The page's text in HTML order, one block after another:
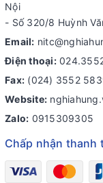
Nội
- Số 320/8 Huỳnh
Email:
Điện thoại:
Fax: (024) 3552
Website:
Zalo: 0915309305
Chấp nhận thanh